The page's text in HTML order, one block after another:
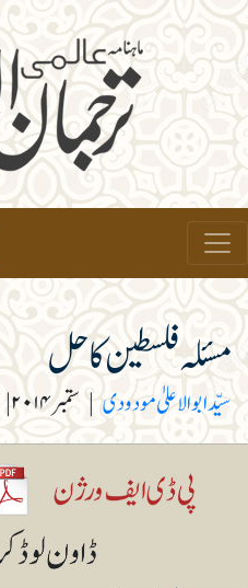
مسئلہ فلسطین کا حل
سیّد ابوالاعلیٰ مودودی | ستمبر ۲۰۱۴ |